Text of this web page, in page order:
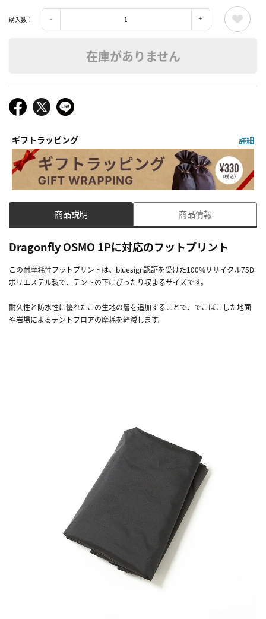
購入数：
在庫がありません
ギフトラッピング 詳細
商品説明 商品情報
Dragonfly OSMO 1Pに対応のフットプリント
この耐摩耗性フットプリントは、bluesign認証を受けた100%リサイクル75D
ポリエステル製で、テントの下にぴったり収まるサイズです。
耐久性と防水性に優れたこの生地の層を追加することで、でこぼこした地面
や岩場によるテントフロアの摩耗を軽減します。